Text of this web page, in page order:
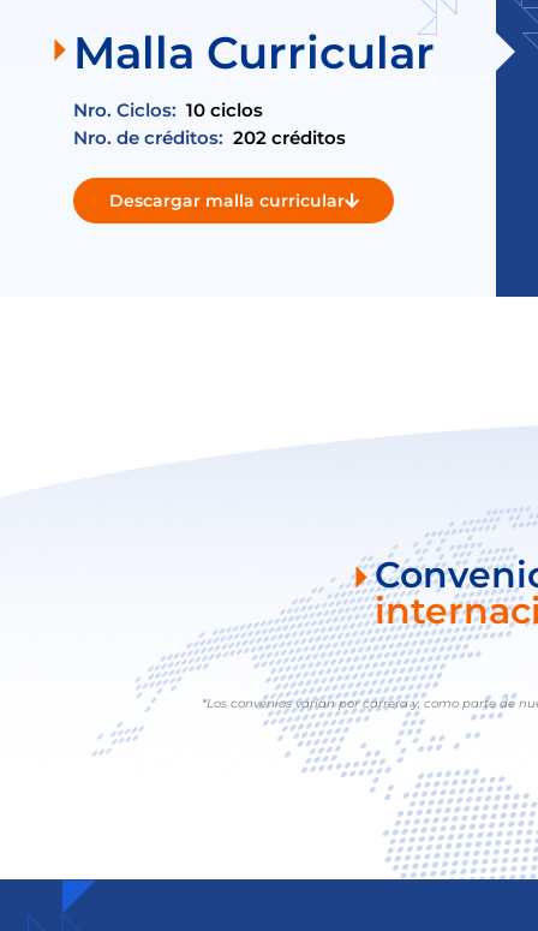
Malla Curricular
Nro. Ciclos: 10 ciclos
Nro. de créditos: 202 créditos
Descargar malla curricular
*Los convenios varían por carrera y, como parte de